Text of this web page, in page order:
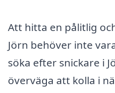
Att hitta en pålitlig
Jörn behöver inte
söka efter snickare i
överväga att kolla i